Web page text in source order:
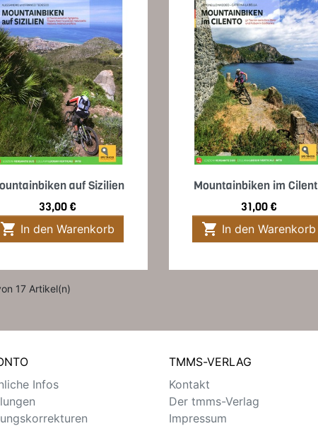
Vorschauauf Sizilien
Preis
33,00 €
 In den Warenkorb
 Vorschau
Mountainbiken im
Preis
31,00 €
 In den Warenkorb
17 Artikel(n)
Infos
TMMS-VERLAG
Kontakt
Der tmms-Verlag
Impressum